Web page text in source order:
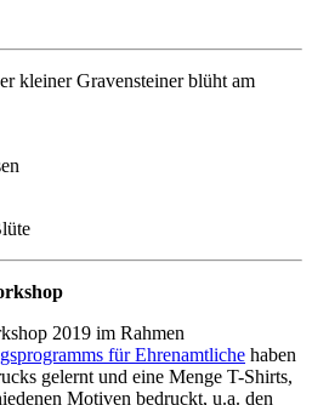
kleiner Gravensteiner blüht am
2019 im Rahmen
für Ehrenamtliche haben
gelernt und eine Menge T-Shirts,
Motiven bedruckt, u.a. den